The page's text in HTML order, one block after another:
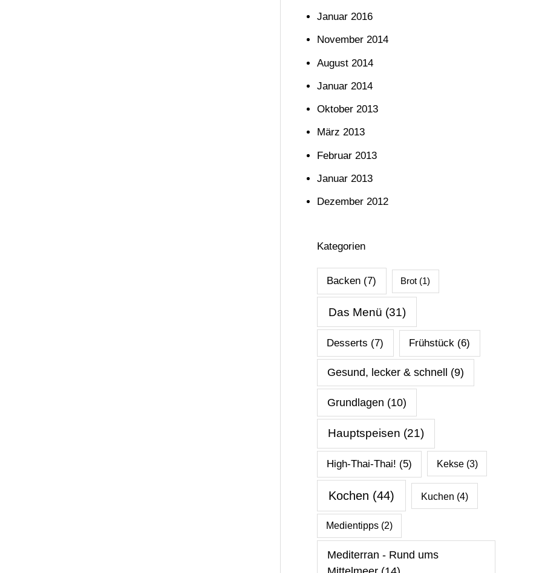
Januar 2016
November 2014
August 2014
Januar 2014
Oktober 2013
März 2013
Februar 2013
Januar 2013
Dezember 2012
Kategorien
Backen (7) Brot (1)
Das Menü (31)
Desserts (7) Frühstück (6)
Gesund, lecker & schnell (9)
Grundlagen (10)
Hauptspeisen (21)
High-Thai-Thai! (5) Kekse(3)
Kochen (44) Kuchen (4)
Medientipps (2)
Mediterran - Rund ums